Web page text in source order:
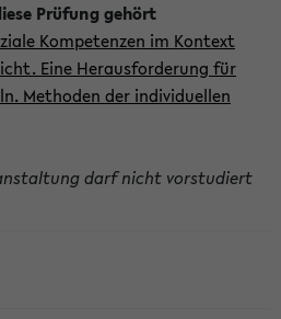
Kompetenzen im Kontext
Eine Herausforderung für
Methoden der individuellen
darf nicht vorstudiert